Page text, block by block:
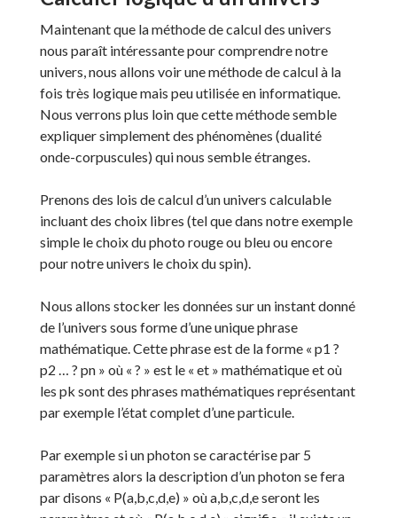
Maintenant que la méthode de calcul des univers
nous paraît intéressante pour comprendre notre
univers, nous allons voir une méthode de calcul à la
fois très logique mais peu utilisée en informatique.
Nous verrons plus loin que cette méthode semble
expliquer simplement des phénomènes (dualité
onde-corpuscules) qui nous semble étranges.
Prenons des lois de calcul d’un univers calculable
incluant des choix libres (tel que dans notre exemple
simple le choix du photo rouge ou bleu ou encore
pour notre univers le choix du spin).
Nous allons stocker les données sur un instant donné
de l’univers sous forme d’une unique phrase
mathématique. Cette phrase est de la forme « p1 ?
p2 … ? pn » où « ? » est le « et » mathématique et où
les pk sont des phrases mathématiques représentant
par exemple l’état complet d’une particule.
Par exemple si un photon se caractérise par 5
paramètres alors la description d’un photon se fera
par disons « P(a,b,c,d,e) » où a,b,c,d,e seront les